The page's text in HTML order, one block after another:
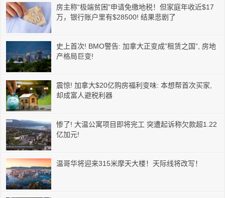
房主称“极端贫困”申请免缴地税！但家庭年收近$17
万，银行账户里有$28500! 结果悲剧了
史上首次! BMO警告: 加拿大正变成”租赁之国”, 房地
产格局巨变!
震惊! 加拿大$20亿购房福利变味: 本想帮首次买家,
却成富人避税利器
惨了! 大温公寓项目即将完工 突遭起诉称欠款超1.22
亿加元!
温哥华将迎来315米摩天大楼！天际线将改写！